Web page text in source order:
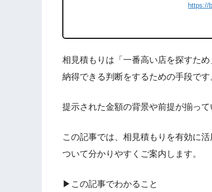
https://
相見積もりは「一番高い店を探すた
納得できる判断をするための手段です
提示された金額の背景や前提が揃っ
この記事では、相見積もりを有効に
ついて分かりやすくご案内します。
▶この記事でわかること